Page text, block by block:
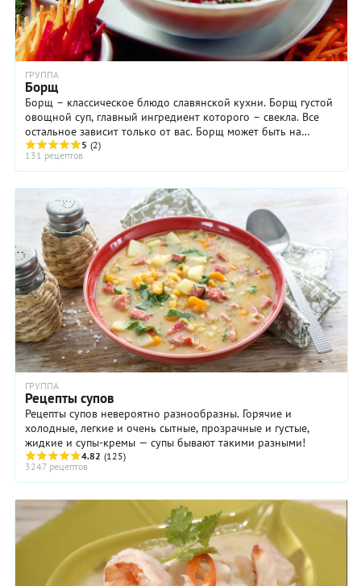
ГРУППА
Борщ
Борщ – классическое блюдо славянской кухни. Борщ густой
овощной суп, главный ингредиент которого – свекла. Все
остальное зависит только от вас. Борщ может быть на
мясном бульоне, а может быть и ...
5 (2)
131 рецептов
ГРУППА
Рецепты супов
Рецепты супов невероятно разнообразны. Горячие и
холодные, легкие и очень сытные, прозрачные и густые,
жидкие и супы-кремы — супы бывают такими разными!
4.82 (125)
3247 рецептов